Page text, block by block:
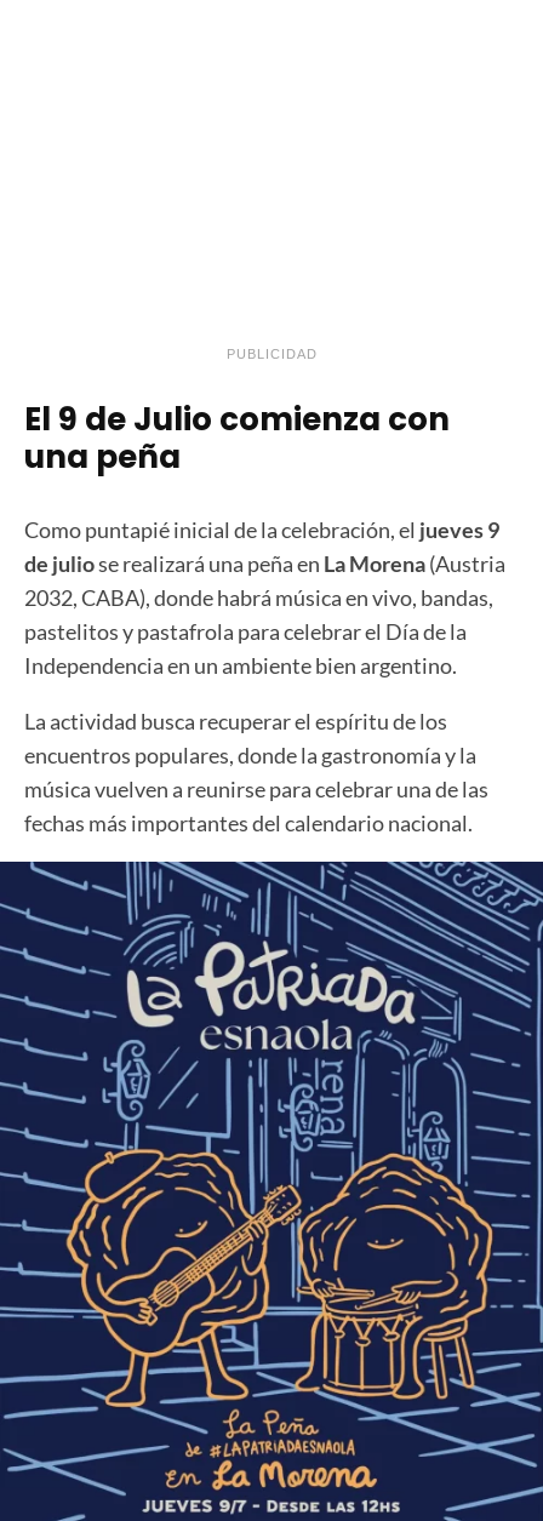
PUBLICIDAD
El 9 de Julio comienza con
una peña
Como puntapié inicial de la celebración, el jueves 9
de juliose realizará una peña en La Morena(Austria
2032, CABA), donde habrá música en vivo, bandas,
pastelitos y pastafrola para celebrar el Día de la
Independencia en un ambiente bien argentino.
La actividad busca recuperar el espíritu de los
encuentros populares, donde la gastronomía y la
música vuelven a reunirse para celebrar una de las
fechas más importantes del calendario nacional.